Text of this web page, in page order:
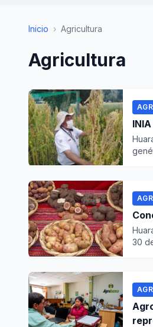
Inicio › Agricultura
Agricultura
30